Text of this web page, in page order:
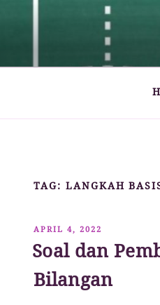
God used beautiful
TAG: LANGKAH
DIPOSKAN
PADA
APRIL 4, 2022
Soal dan
Bilangan